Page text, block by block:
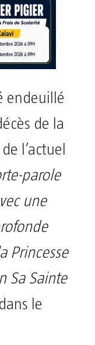
endeuillé
de la
l’actuel
parole
une
Princesse
Sa Sainte
le